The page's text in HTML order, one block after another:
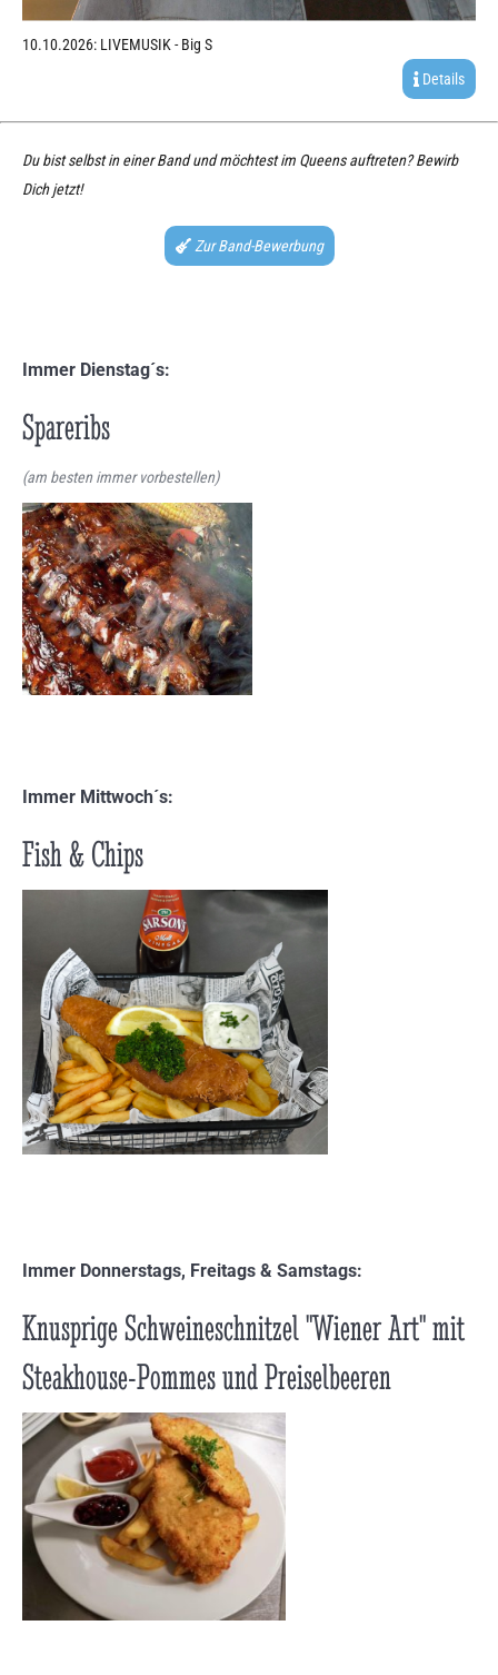
10.10.2026: LIVEMUSIK - Big S
Details
Du bist selbst in einer Band und möchtest im Queens auftreten? Bewirb
Dich jetzt!
Zur Band-Bewerbung
Immer Dienstag´s:
Spareribs
(am besten immer vorbestellen)
Immer Mittwoch´s:
Fish & Chips
Immer Donnerstags, Freitags & Samstags:
Knusprige Schweineschnitzel "Wiener Art" mit
Steakhouse-Pommes und Preiselbeeren